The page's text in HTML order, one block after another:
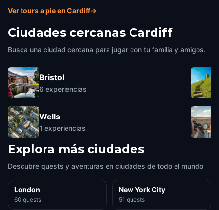
Ver tours a pie en Cardiff→
Ciudades cercanas Cardiff
Busca una ciudad cercana para jugar con tu familia y amigos.
Bristol
6 experiencias
Wells
1 experiencias
Explora más ciudades
Descubre quests y aventuras en ciudades de todo el mundo
London
60 quests
New York City
51 quests